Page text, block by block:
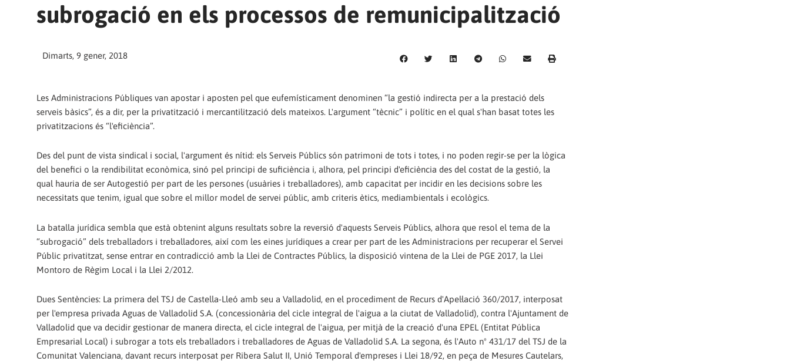
subrogació en els processos de remunicipalització
Dimarts, 9 gener, 2018
Les Administracions Públiques van apostar i aposten pel que eufemísticament denominen “la gestió indirecta per a la prestació dels
serveis bàsics”, és a dir, per la privatització i mercantilització dels mateixos. L'argument “tècnic” i polític en el qual s'han basat totes les
privatitzacions és “l'eficiència”.
Des del punt de vista sindical i social, l'argument és nítid: els Serveis Públics són patrimoni de tots i totes, i no poden regir-se per la lògica
del benefici o la rendibilitat econòmica, sinó pel principi de suficiència i, alhora, pel principi d'eficiència des del costat de la gestió, la
qual hauria de ser Autogestió per part de les persones (usuàries i treballadores), amb capacitat per incidir en les decisions sobre les
necessitats que tenim, igual que sobre el millor model de servei públic, amb criteris ètics, mediambientals i ecològics.
La batalla jurídica sembla que està obtenint alguns resultats sobre la reversió d'aquests Serveis Públics, alhora que resol el tema de la
“subrogació” dels treballadors i treballadores, així com les eines jurídiques a crear per part de les Administracions per recuperar el Servei
Públic privatitzat, sense entrar en contradicció amb la Llei de Contractes Públics, la disposició vintena de la Llei de PGE 2017, la Llei
Montoro de Règim Local i la Llei 2/2012.
Dues Sentències: La primera del TSJ de Castella-Lleó amb seu a Valladolid, en el procediment de Recurs d'Apel·lació 360/2017, interposat
per l'empresa privada Aguas de Valladolid S.A. (concessionària del cicle integral de l'aigua a la ciutat de Valladolid), contra l'Ajuntament de
Valladolid que va decidir gestionar de manera directa, el cicle integral de l'aigua, per mitjà de la creació d'una EPEL (Entitat Pública
Empresarial Local) i subrogar a tots els treballadors i treballadores de Aguas de Valladolid S.A. La segona, és l'Auto nº 431/17 del TSJ de la
Comunitat Valenciana, davant recurs interposat per Ribera Salut II, Unió Temporal d'empreses i Llei 18/92, en peça de Mesures Cautelars,